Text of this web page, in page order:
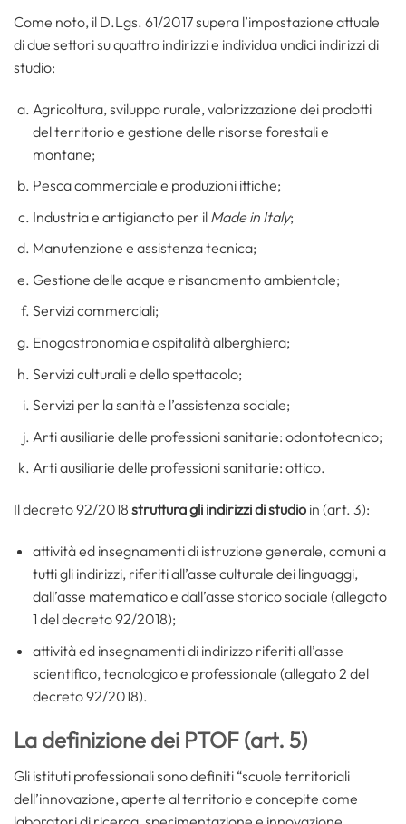
Come noto, il D.Lgs. 61/2017 supera l’impostazione attuale
di due settori su quattro indirizzi e individua undici indirizzi di
studio:
Agricoltura, sviluppo rurale, valorizzazione dei prodotti
del territorio e gestione delle risorse forestali e
montane;
Pesca commerciale e produzioni ittiche;
Industria e artigianato per il Made in Italy;
Manutenzione e assistenza tecnica;
Gestione delle acque e risanamento ambientale;
Servizi commerciali;
Enogastronomia e ospitalità alberghiera;
Servizi culturali e dello spettacolo;
Servizi per la sanità e l’assistenza sociale;
Arti ausiliarie delle professioni sanitarie: odontotecnico;
Arti ausiliarie delle professioni sanitarie: ottico.
Il decreto 92/2018 struttura gli indirizzi di studio in (art. 3):
attività ed insegnamenti di istruzione generale, comuni a
tutti gli indirizzi, riferiti all’asse culturale dei linguaggi,
dall’asse matematico e dall’asse storico sociale (allegato
1 del decreto 92/2018);
attività ed insegnamenti di indirizzo riferiti all’asse
scientifico, tecnologico e professionale (allegato 2 del
decreto 92/2018).
La definizione dei PTOF (art. 5)
Gli istituti professionali sono definiti “scuole territoriali
dell’innovazione, aperte al territorio e concepite come